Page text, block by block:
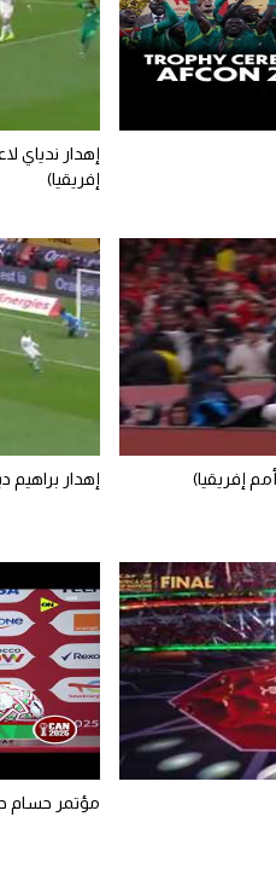
إهدار ندياي
إفريقيا)
إفريقيا) إهدار براهيم
مؤتمر حسام